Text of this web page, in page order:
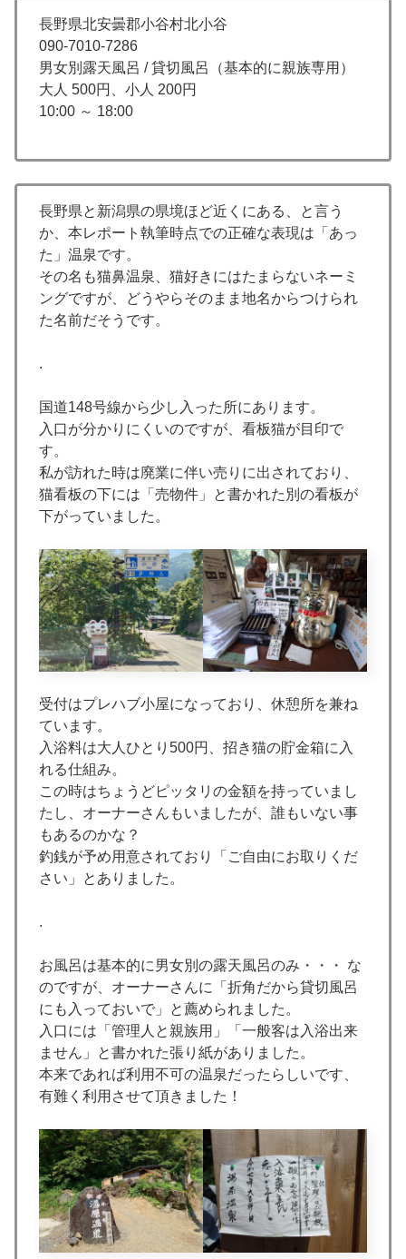
長野県北安曇郡小谷村北小谷
090-7010-7286
男女別露天風呂 / 貸切風呂（基本的に親族専用）
大人 500円、小人 200円
10:00 ～ 18:00
長野県と新潟県の県境ほど近くにある、と言う
か、本レポート執筆時点での正確な表現は「あっ
た」温泉です。
その名も猫鼻温泉、猫好きにはたまらないネーミ
ングですが、どうやらそのまま地名からつけられ
た名前だそうです。
.
国道148号線から少し入った所にあります。
入口が分かりにくいのですが、看板猫が目印で
す。
私が訪れた時は廃業に伴い売りに出されており、
猫看板の下には「売物件」と書かれた別の看板が
下がっていました。
受付はプレハブ小屋になっており、休憩所を兼ね
ています。
入浴料は大人ひとり500円、招き猫の貯金箱に入
れる仕組み。
この時はちょうどピッタリの金額を持っていまし
たし、オーナーさんもいましたが、誰もいない事
もあるのかな？
釣銭が予め用意されており「ご自由にお取りくだ
さい」とありました。
.
お風呂は基本的に男女別の露天風呂のみ・・・ な
のですが、オーナーさんに「折角だから貸切風呂
にも入っておいで」と薦められました。
入口には「管理人と親族用」「一般客は入浴出来
ません」と書かれた張り紙がありました。
本来であれば利用不可の温泉だったらしいです、
有難く利用させて頂きました！